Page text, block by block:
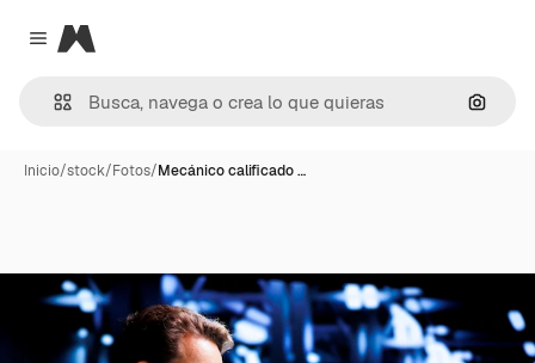
Close menu
Magnific
Inicio/stock/Fotos/Mecánico calificado …